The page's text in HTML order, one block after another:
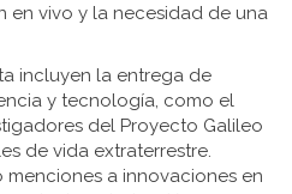
vivo y la necesidad de una
incluyen la entrega de
y tecnología, como el
del Proyecto Galileo
de vida extraterrestre.
a innovaciones en